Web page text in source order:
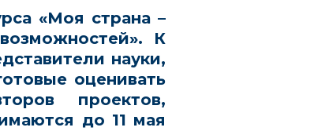
«Моя страна –
. К
науки,
оценивать
проектов,
до 11 мая